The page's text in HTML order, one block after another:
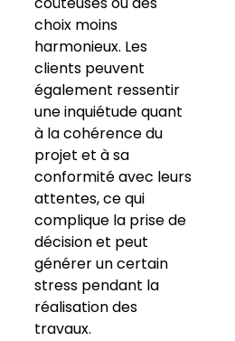
choix moins
harmonieux. Les
clients peuvent
également ressentir
une inquiétude quant
à la cohérence du
projet et à sa
conformité avec leurs
attentes, ce qui
complique la prise de
décision et peut
générer un certain
stress pendant la
réalisation des
travaux.